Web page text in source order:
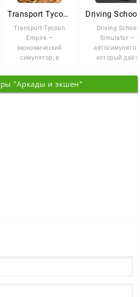
Transport Tycoon Empire: Город
Transport Tycoon
Empire —
экономический
симулятор, в
управляете
собственной
Driving School
Simulator —
который даёт
вождение почти
"Аркады и экшен"